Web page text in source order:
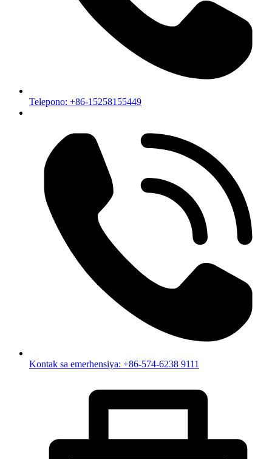
Telepono: +86-15258155449
Kontak sa emerhensiya: +86-574-6238 9111